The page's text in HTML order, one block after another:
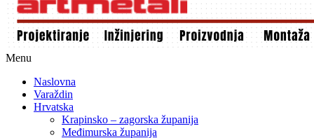
Menu
Naslovna
Varaždin
Hrvatska
Krapinsko – zagorska županija
Međimurska županija